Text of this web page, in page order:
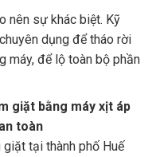
nên sự khác biệt. Kỹ
dụng để tháo rời
máy, để lộ toàn bộ phần
giặt bằng máy xịt áp
toàn
tại thành phố Huế